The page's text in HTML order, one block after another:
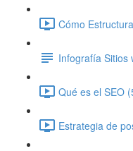
Cómo
Infografía Sitios
Qué es el SEO
Estrategia de